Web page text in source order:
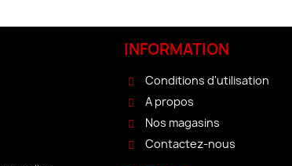
INFORMATION
Conditions d'utilisation
A propos
Nos magasins
Contactez-nous